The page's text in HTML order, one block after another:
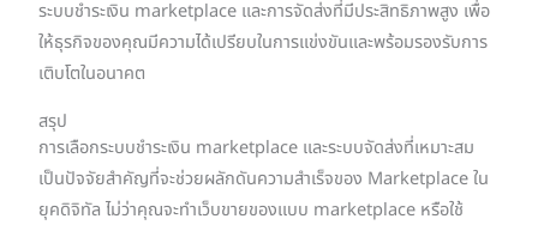
ระบบชำระเงิน marketplace และการจัดส่งที่มีประสิทธิภาพสูง เพื่อ
ให้ธุรกิจของคุณมีความได้เปรียบในการแข่งขันและพร้อมรองรับการ
เติบโตในอนาคต
สรุป
การเลือกระบบชำระเงิน marketplace และระบบจัดส่งที่เหมาะสม
เป็นปัจจัยสำคัญที่จะช่วยผลักดันความสำเร็จของ Marketplace ใน
ยุคดิจิทัล ไม่ว่าคุณจะทำเว็บขายของแบบ marketplace หรือใช้